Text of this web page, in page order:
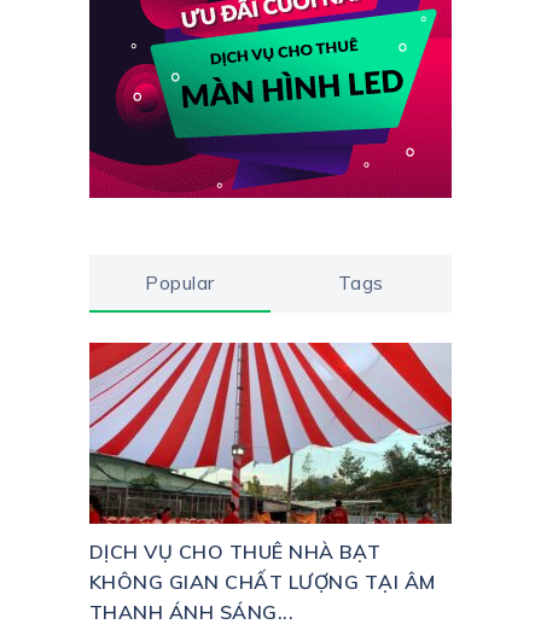
Popular Tags
DỊCH VỤ CHO THUÊ NHÀ BẠT
KHÔNG GIAN CHẤT LƯỢNG TẠI ÂM
THANH ÁNH SÁNG...